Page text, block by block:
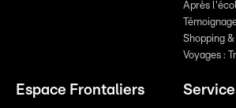
Après
Shopping
Voyages :
Espace Frontaliers